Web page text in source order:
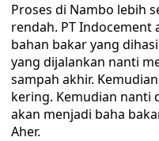
Proses di Nambo lebih
rendah. PT Indocement
bahan bakar yang
yang dijalankan nanti
sampah akhir.
kering. Kemudian nanti
akan menjadi baha
Aher.